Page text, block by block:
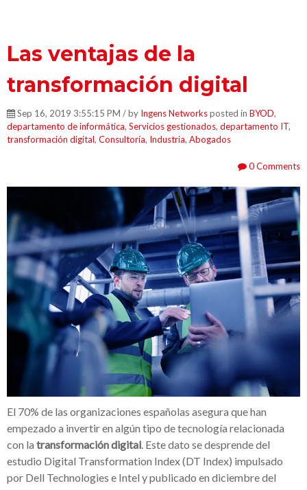
Las ventajas de la
transformación digital
Sep 16, 2019 3:55:15 PM / by Ingens Networksposted in BYOD,
departamento de informática, Servicios gestionados, departamento IT,
transformación digital, Consultoría, Industria, Abogados
0 Comments
El 70% de las organizaciones españolas asegura que han
empezado a invertir en algún tipo de tecnología relacionada
con la transformación digital. Este dato se desprende del
estudio Digital Transformation Index (DT Index) impulsado
por Dell Technologies e Intel y publicado en diciembre del